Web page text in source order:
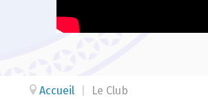
Accueil Le Club